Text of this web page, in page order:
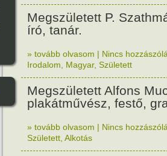
Megszületett P.
író, tanár.
» tovább olvasom | Nincs
Irodalom
Magyar, Született
Megszületett Alfons
plakátművész, festő,
» tovább olvasom | Nincs
Született Alkotás